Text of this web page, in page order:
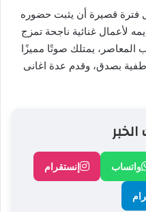
فترة قصيرة أن يثبت حضوره
لأعمال غنائية ناجحة تمزج
المعاصر، يمتلك صوتًا مميزًا
بصدق، وقدم عدة اغانى
واتساب إنستقرام